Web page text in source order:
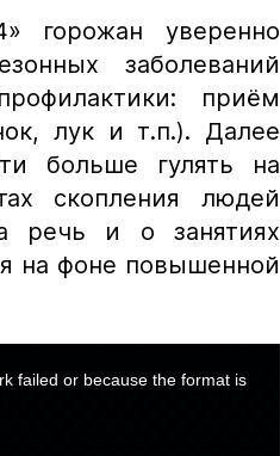
горожан уверенно
заболеваний
приём
лук и т.п.). Далее
больше гулять на
скопления людей
речь и о занятиях
на фоне повышенной
failed or because the format is